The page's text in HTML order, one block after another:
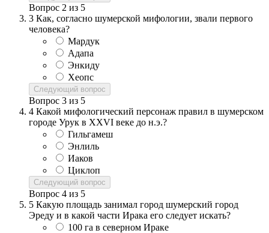
Вопрос 2 из 5
3 Как, согласно шумерской мифологии, звали первого
человека?
Мардук
Адапа
Энкиду
Хеопс
Следующий вопрос
Вопрос 3 из 5
4 Какой мифологический персонаж правил в шумерском
городе Урук в XXVI веке до н.э.?
Гильгамеш
Энлиль
Иаков
Циклоп
Следующий вопрос
Вопрос 4 из 5
5 Какую площадь занимал город шумерский город
Эреду и в какой части Ирака его следует искать?
100 га в северном Ираке